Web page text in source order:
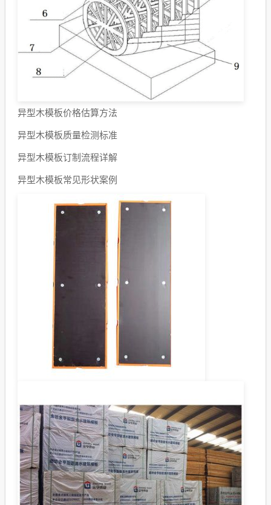
异型木模板价格估算方法
异型木模板质量检测标准
异型木模板订制流程详解
异型木模板常见形状案例